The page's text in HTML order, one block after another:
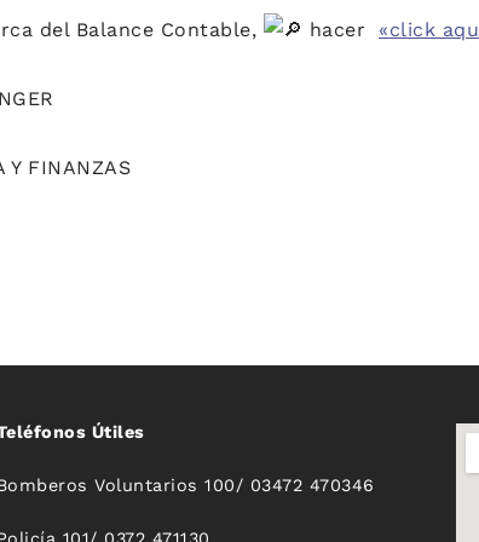
del Balance Contable, hacer «click
Y FINANZAS
Útiles
Voluntarios 100/ 03472 470346